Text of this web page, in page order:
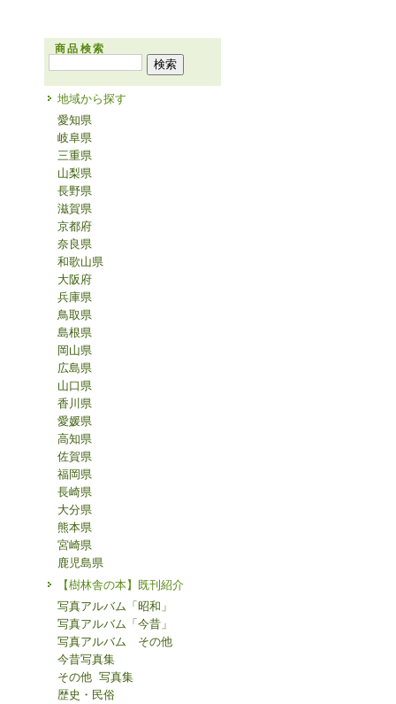
商品検索
地域から探す
愛知県
岐阜県
三重県
山梨県
長野県
滋賀県
京都府
奈良県
和歌山県
大阪府
兵庫県
鳥取県
島根県
岡山県
広島県
山口県
香川県
愛媛県
高知県
佐賀県
福岡県
長崎県
大分県
熊本県
宮崎県
鹿児島県
【樹林舎の本】既刊紹介
写真アルバム「昭和」
写真アルバム「今昔」
写真アルバム その他
今昔写真集
その他 写真集
歴史・民俗